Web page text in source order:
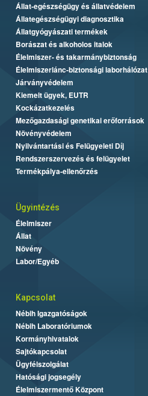
Állat-egészségügy és állatvédelem
Állategészségügyi diagnosztika
Állatgyógyászati termékek
Borászat és alkoholos italok
Élelmiszer- és takarmánybiztonság
Élelmiszerlánc-biztonsági laborhálózat
Járványvédelem
Kiemelt ügyek, EUTR
Kockázatkezelés
Mezőgazdasági genetikai erőforrások
Növényvédelem
Nyilvántartási és Felügyeleti Díj
Rendszerszervezés és felügyelet
Termékpálya-ellenőrzés
Ügyintézés
Élelmiszer
Állat
Növény
Labor/Egyéb
Kapcsolat
Nébih Igazgatóságok
Nébih Laboratóriumok
Kormányhivatalok
Sajtókapcsolat
Ügyfélszolgálat
Hatósági jogsegély
Élelmiszermentő Központ